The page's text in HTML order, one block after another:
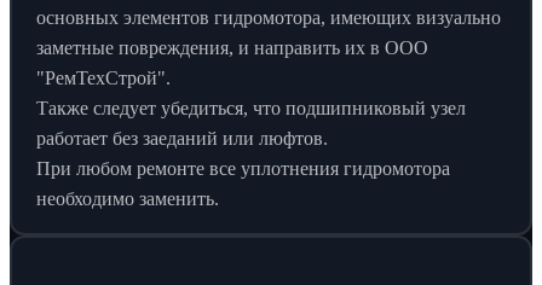
основных элементов гидромотора, имеющих визуально
заметные повреждения, и направить их в ООО
"РемТехСтрой".
Также следует убедиться, что подшипниковый узел
работает без заеданий или люфтов.
При любом ремонте все уплотнения гидромотора
необходимо заменить.